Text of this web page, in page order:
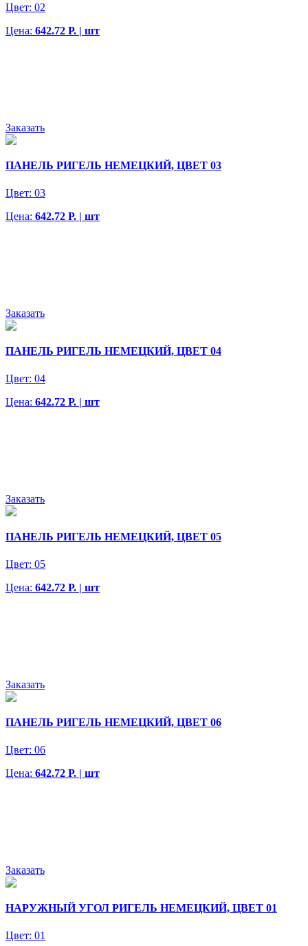
Цвет: 02
Цена: 642.72 Р. | шт
Заказать
ПАНЕЛЬ РИГЕЛЬ НЕМЕЦКИЙ, ЦВЕТ 03
Цвет: 03
Цена: 642.72 Р. | шт
Заказать
ПАНЕЛЬ РИГЕЛЬ НЕМЕЦКИЙ, ЦВЕТ 04
Цвет: 04
Цена: 642.72 Р. | шт
Заказать
ПАНЕЛЬ РИГЕЛЬ НЕМЕЦКИЙ, ЦВЕТ 05
Цвет: 05
Цена: 642.72 Р. | шт
Заказать
ПАНЕЛЬ РИГЕЛЬ НЕМЕЦКИЙ, ЦВЕТ 06
Цвет: 06
Цена: 642.72 Р. | шт
Заказать
НАРУЖНЫЙ УГОЛ РИГЕЛЬ НЕМЕЦКИЙ, ЦВЕТ 01
Цвет: 01